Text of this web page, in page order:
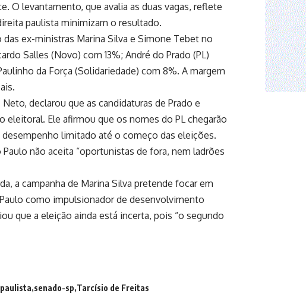
O levantamento, que avalia as duas vagas, reflete
paulista minimizam o resultado.
ex-ministras Marina Silva e Simone Tebet no
Salles (Novo) com 13%; André do Prado (PL)
da Força (Solidariedade) com 8%. A margem
declarou que as candidaturas de Prado e
Ele afirmou que os nomes do PL chegarão
limitado até o começo das eleições.
não aceita “oportunistas de fora, nem ladrões
a campanha de Marina Silva pretende focar em
como impulsionador de desenvolvimento
que a eleição ainda está incerta, pois “o segundo
senado-sp Tarcísio de Freitas